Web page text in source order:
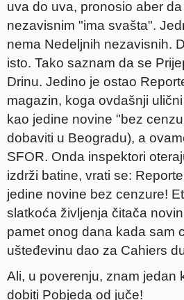
uva do uva, pronosio aber
nezavisnim "ima svašta".
nema Nedeljnih nezavisnih.
isto. Tako saznam da se
Drinu. Jedino je ostao
magazin, koga ovdašnji
kao jedine novine "bez
dobaviti u Beogradu), a
SFOR. Onda inspektori
izdrži batine, vrati se:
jedine novine bez cenzure!
slatkoća življenja čitača
pamet onog dana kada sam
ušteđevinu dao za Cahiers
Ali, u poverenju, znam jedan
dobiti Pobjeda od juče!